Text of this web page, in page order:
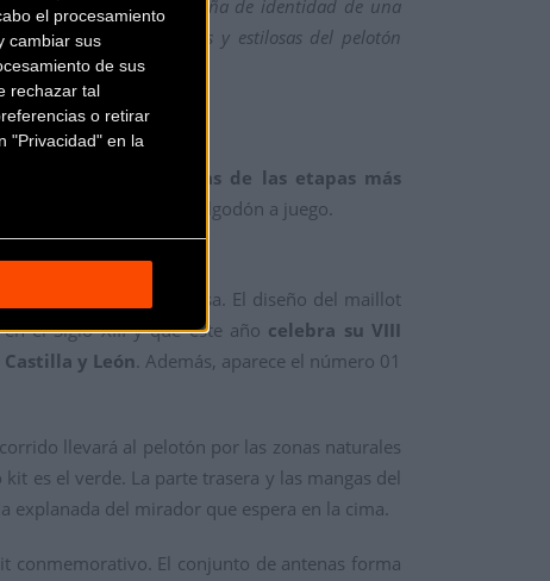
el procesamiento
cambiar sus
de sus
rechazar tal
o retirar
"Privacidad" en la
”. “
Los maillots son la seña de identidad de una
prendas más eficientes y estilosas del pelotón
inspirados en algunas de las etapas más
de una camiseta de algodón a juego.
en la capital burgalesa. El diseño del maillot
el Siglo XIII y que este año celebra su VIII
Castilla y León. Además, aparece el número 01
llevará al pelotón por las zonas naturales
es el verde. La parte trasera y las mangas del
explanada del mirador que espera en la cima.
conmemorativo. El conjunto de antenas forma